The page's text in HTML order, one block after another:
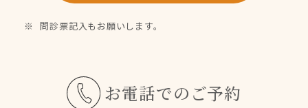
問診票記入もお願いします。
お電話でのご予約